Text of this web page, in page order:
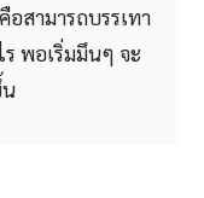
สามารถบรรเทา
ร พอเริ่มมึนๆ จะ
น